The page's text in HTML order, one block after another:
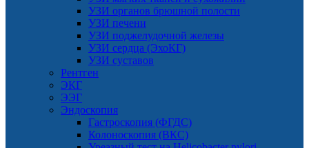
УЗИ органов брюшной полости
УЗИ печени
УЗИ поджелудочной железы
УЗИ сердца (ЭхоКГ)
УЗИ суставов
Рентген
ЭКГ
ЭЭГ
Эндоскопия
Гастроскопия (ФГДС)
Колоноскопия (ВКС)